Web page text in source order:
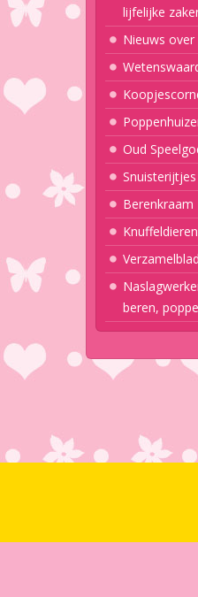
lijfelijke
Nieuws over
Oud
Snuisterijtjes
Berenkraam
Knuffeldieren
beren,